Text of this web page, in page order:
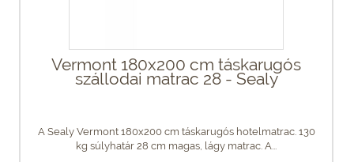
Vermont 180x200 cm táskarugós
szállodai matrac 28 - Sealy
A Sealy Vermont 180x200 cm táskarugós hotelmatrac. 130
kg súlyhatár 28 cm magas, lágy matrac. A...